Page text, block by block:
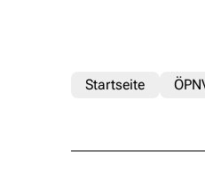
Startseite